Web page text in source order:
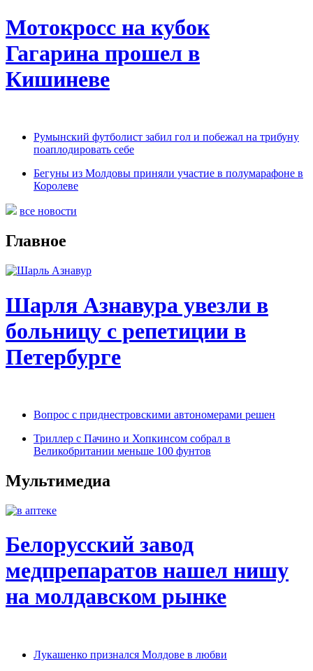
Мотокросс на кубок
Гагарина прошел в
Кишиневе
Румынский футболист забил гол и побежал на трибуну
поаплодировать себе
Бегуны из Молдовы приняли участие в полумарафоне в
Королеве
все новости
Главное
Шарля Азнавура увезли в
больницу с репетиции в
Петербурге
Вопрос с приднестровскими автономерами решен
Триллер с Пачино и Хопкинсом собрал в
Великобритании меньше 100 фунтов
Мультимедиа
Белорусский завод
медпрепаратов нашел нишу
на молдавском рынке
Лукашенко признался Молдове в любви